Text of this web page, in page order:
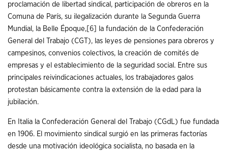
proclamación de libertad sindical, participación de obreros en la
Comuna de París, su ilegalización durante la Segunda Guerra
Mundial, la Belle Époque, [6]
la fundación de la Confederación
General del Trabajo (CGT), las leyes de pensiones para obreros y
campesinos, convenios colectivos, la creación de comités de
empresas y el establecimiento de la seguridad social. Entre sus
principales reivindicaciones actuales, los trabajadores galos
protestan básicamente contra la extensión de la edad para la
jubilación.
En Italia la Confederación General del Trabajo (CGdL) fue fundada
en 1906. El movimiento sindical surgió en las primeras factorías
desde una motivación ideológica socialista, no basada en la